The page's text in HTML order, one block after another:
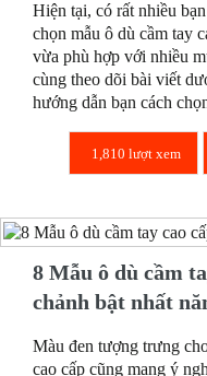
Hiện tại, có rất nhiều
chọn mẫu ô dù cầm tay
vừa phù hợp với nhiều
cùng theo dõi bài viết
hướng dẫn bạn cách
1,810 lượt xem
8 Mẫu ô dù cầm
chảnh bật nhất
Màu đen tượng trưng
cao cấp cũng mang ý